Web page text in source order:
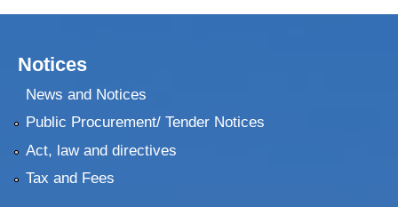
Notices
News and Notices
Public Procurement/ Tender Notices
Act, law and directives
Tax and Fees